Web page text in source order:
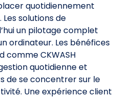
quotidiennement
solutions de
un pilotage complet
ordinateur. Les bénéfices
comme CKWASH
quotidienne et
de se concentrer sur le
Une expérience client